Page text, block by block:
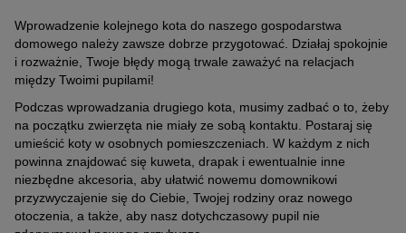
Wprowadzenie kolejnego kota do naszego gospodarstwa
domowego należy zawsze dobrze przygotować. Działaj spokojnie
i rozważnie, Twoje błędy mogą trwale zaważyć na relacjach
między Twoimi pupilami!
Podczas wprowadzania drugiego kota, musimy zadbać o to, żeby
na początku zwierzęta nie miały ze sobą kontaktu. Postaraj się
umieścić koty w osobnych pomieszczeniach. W każdym z nich
powinna znajdować się kuweta, drapak i ewentualnie inne
niezbędne akcesoria, aby ułatwić nowemu domownikowi
przyzwyczajenie się do Ciebie, Twojej rodziny oraz nowego
otoczenia, a także, aby nasz dotychczasowy pupil nie